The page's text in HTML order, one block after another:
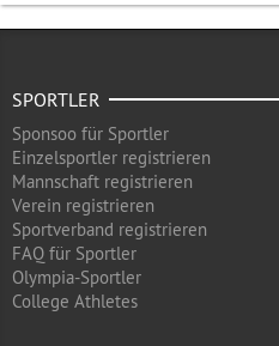
SPORTLER
Sponsoo für Sportler
Einzelsportler registrieren
Mannschaft registrieren
Verein registrieren
Sportverband registrieren
FAQ für Sportler
Olympia-Sportler
College Athletes